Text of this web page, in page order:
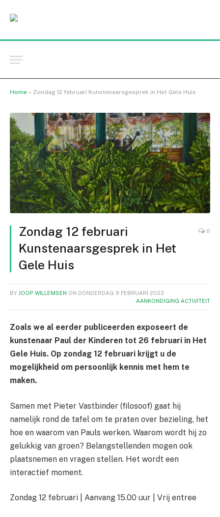
Home » Zondag 12 februari Kunstenaarsgesprek in Het Gele Huis
Zondag 12 februari
Kunstenaarsgesprek in Het
Gele Huis
0
BY JOOP WILLEMSEN ON DONDERDAG 9 FEBRUARI 2023
AANKONDIGING ACTIVITEIT
Zoals we al eerder publiceerden exposeert de
kunstenaar Paul der Kinderen tot 26 februari in Het
Gele Huis. Op zondag 12 februari krijgt u de
mogelijkheid om persoonlijk kennis met hem te
maken.
Samen met Pieter Vastbinder (filosoof) gaat hij
namelijk rond de tafel om te praten over bezieling, het
hoe en waarom van Pauls werken. Waarom wordt hij zo
gelukkig van groen? Belangstellenden mogen ook
plaatsnemen en vragen stellen. Het wordt een
interactief moment.
Zondag 12 februari | Aanvang 15.00 uur | Vrij entree